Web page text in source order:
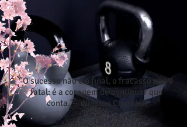
"O sucesso não é o final, o fracasso não é
fatal: é a coragem de continuar que
conta." - Winston Churchill